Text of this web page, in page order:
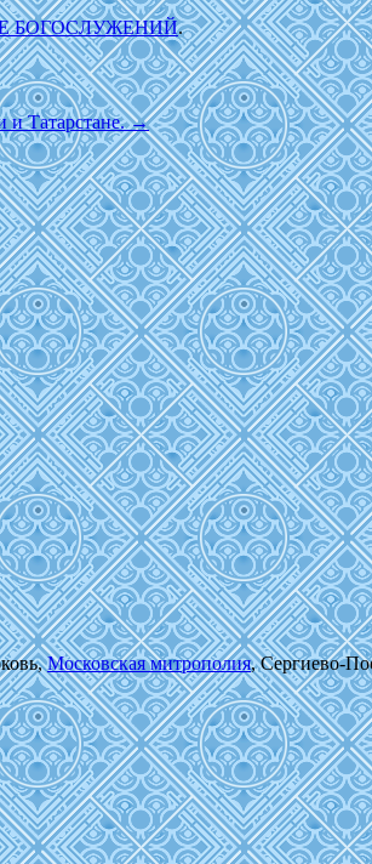
БОГОСЛУЖЕНИЙ.
и Татарстане.→
Московская митрополия, Сергиево-